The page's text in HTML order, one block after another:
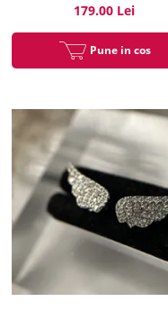
179.00 Lei
Pune in cos